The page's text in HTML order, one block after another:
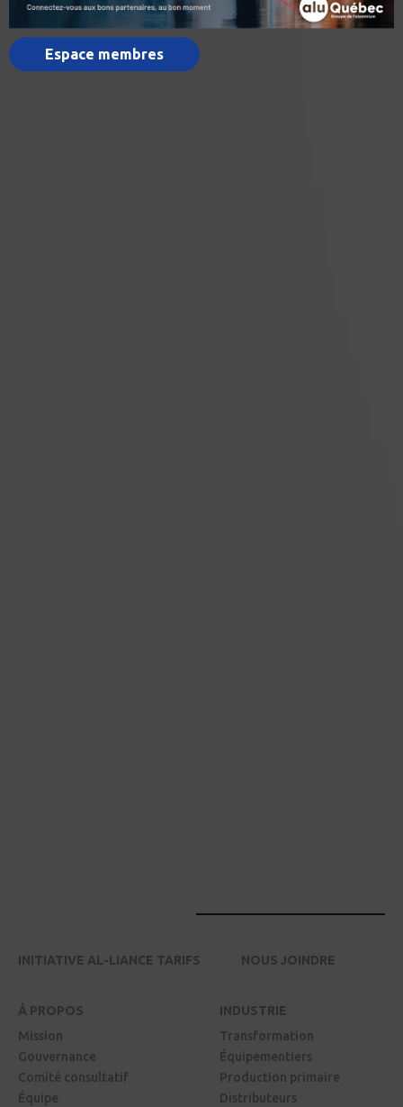
Espace membres
INITIATIVE AL-LIANCE TARIFS NOUS JOINDRE
À PROPOS
Mission
Gouvernance
Comité consultatif
Équipe
INDUSTRIE
Transformation
Équipementiers
Production primaire
Distributeurs